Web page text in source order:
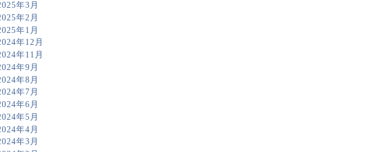
年3月
年2月
年1月
年12月
年11月
年9月
年8月
年7月
年6月
年5月
年4月
年3月